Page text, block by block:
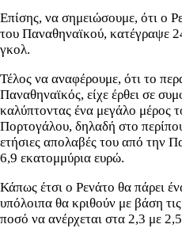
Επίσης, να σημειώσουμε, ότι ο
του Παναθηναϊκού, κατέγραψε
γκολ.
Τέλος να αναφέρουμε, ότι το
Παναθηναϊκός, είχε έρθει σε
καλύπτοντας ένα μεγάλο μέρος
Πορτογάλου, δηλαδή στο
ετήσιες απολαβές του από την
6,9 εκατομμύρια ευρώ.
Κάπως έτσι ο Ρενάτο θα πάρει
υπόλοιπα θα κριθούν με βάση
ποσό να ανέρχεται στα 2,3 με